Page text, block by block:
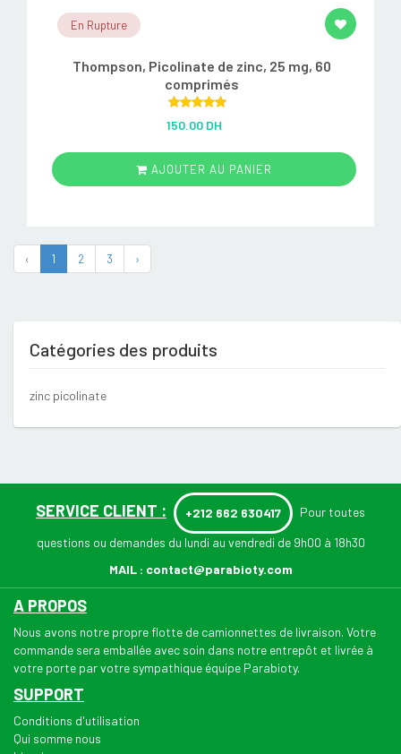
En Rupture
Thompson, Picolinate de zinc, 25 mg, 60
comprimés
out of 5
150.00 DH
AJOUTER AU PANIER
‹ 1 2 3 ›
Catégories des produits
zinc picolinate
SERVICE CLIENT : +212 662 630417 Pour toutes
questions ou demandes du lundi au vendredi de 9h00 à 18h30
MAIL : contact@parabioty.com
A PROPOS
Nous avons notre propre flotte de camionnettes de livraison. Votre
commande sera emballée avec soin dans notre entrepôt et livrée à
votre porte par votre sympathique équipe Parabioty.
SUPPORT
Conditions d'utilisation
Qui somme nous